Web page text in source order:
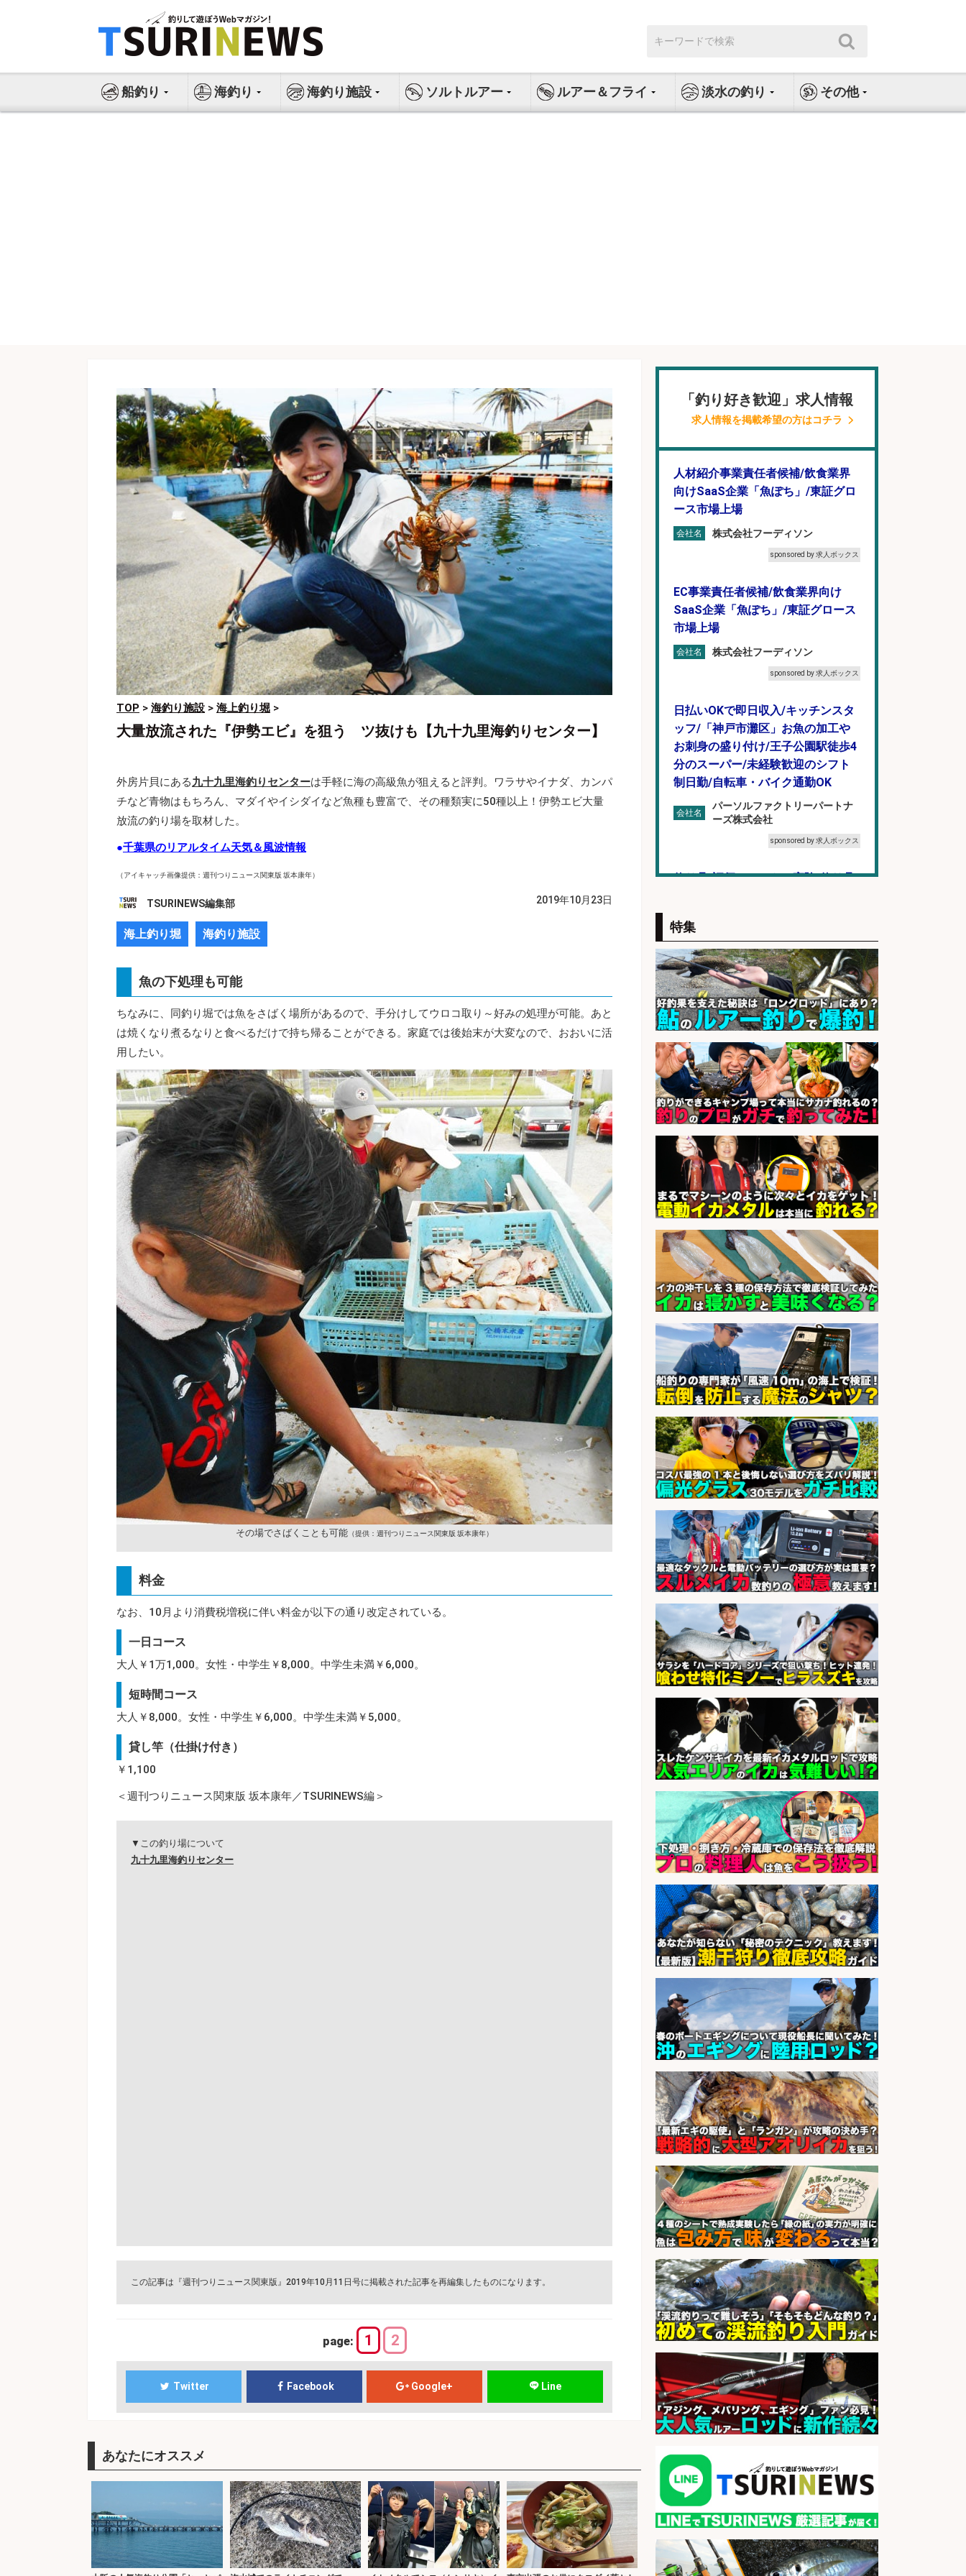
ス
索:
船釣り 海釣り 海釣り施設 ソルトルアー ルアー＆フライ 淡水の釣り その他
TOP > 海釣り施設 > 海上釣り堀 >
大量放流された『伊勢エビ』を狙う ツ抜けも【九十九里海釣りセンター】
外房片貝にある九十九里海釣りセンターは手軽に海の高級魚が狙えると評判。ワラサやイナダ、カンパ
チなど青物はもちろん、マダイやイシダイなど魚種も豊富で、その種類実に50種以上！伊勢エビ大量
放流の釣り場を取材した。
●千葉県のリアルタイム天気＆風波情報
（アイキャッチ画像提供：週刊つりニュース関東版 坂本康年）
TSURINEWS編集部 2019年10月23日
海上釣り堀 海釣り施設
魚の下処理も可能
ちなみに、同釣り堀では魚をさばく場所があるので、手分けしてウロコ取り～好みの処理が可能。あと
は焼くなり煮るなりと食べるだけで持ち帰ることができる。家庭では後始末が大変なので、おおいに活
用したい。
その場でさばくことも可能 （提供：週刊つりニュース関東版 坂本康年）
料金
なお、10月より消費税増税に伴い料金が以下の通り改定されている。
一日コース
大人￥1万1,000。女性・中学生￥8,000。中学生未満￥6,000。
短時間コース
大人￥8,000。女性・中学生￥6,000。中学生未満￥5,000。
貸し竿（仕掛け付き）
￥1,100
＜週刊つりニュース関東版 坂本康年／TSURINEWS編＞
▼この釣り場について
九十九里海釣りセンター
この記事は『週刊つりニュース関東版』2019年10月11日号に掲載された記事を再編集したものになります。
page: 1 2
Twitter Facebook Google+ Line
あなたにオススメ
「釣り好き歓迎」求人情報
求人情報を掲載希望の方はコチラ
人材紹介事業責任者候補/飲食業界
向けSaaS企業「魚ぽち」/東証グロ
ース市場上場
会社名 株式会社フーディソン
sponsored by 求人ボックス
EC事業責任者候補/飲食業界向け
SaaS企業「魚ぽち」/東証グロース
市場上場
会社名 株式会社フーディソン
sponsored by 求人ボックス
日払いOKで即日収入/キッチンスタ
ッフ/「神戸市灘区」お魚の加工や
お刺身の盛り付け/王子公園駅徒歩4
分のスーパー/未経験歓迎のシフト
制日勤/自転車・バイク通勤OK
会社名
パーソルファクトリーパートナ
ーズ株式会社
sponsored by 求人ボックス
釣り具/評価・テスト・実験/釣り具
会社名
sponsored by 求人ボックス
販売スタッフ/「札幌市厚別区」週
払いOK!札幌市厚別区のスーパーで
鮮魚のパック詰め・品出し/未経験
歓迎/魚をさばける方も活躍/車通勤
OK/北海道
会社名 株式会社シグマスタッフ
sponsored by 求人ボックス
コンビニ/広島県/調理なし・軽作業
スタート お魚のパック詰め 品出し/
週4日から勤務OK/希望休が取得で
きる
会社名 株式会社ホットスタッフ五日市
sponsored by 求人ボックス
販売スタッフ/週払いOK!札幌市厚別
区のスーパーで鮮魚のパック詰め・
ラベル貼り・品出し/交通費支給/未
経験歓迎/マイカー通勤OK/魚好き歓
迎
会社名 株式会社シグマスタッフ
sponsored by 求人ボックス
日払いOKで即日収入/飲食・フード
その他/「神戸市灘区」 自転車/王子
公園駅徒歩4分のスーパーでお魚の
加工やお刺身の盛り付け/日払いOK/
未経験歓迎のシフト制日勤&バイク
通勤OK
会社名
パーソルファクトリーパートナ
ーズ株式会社
sponsored by 求人ボックス
配達/ドライバー/ドライバー補助 魚
の梱包 年齢経験不問/完全週休2日で
最低月収33万円保証
会社名 株式会社ワイズ
日払いOKで即日収入/キッチンスタ
ッフ/「神戸市灘区」日払いOK/王子
公園駅徒歩4分のスーパーでお魚の
加工やお刺身の盛り付け/未経験歓
迎のシフト制日勤/自転車・バイク
通勤OK
会社名
パーソルファクトリーパートナ
ーズ株式会社
さらに求人情報を見る
特集